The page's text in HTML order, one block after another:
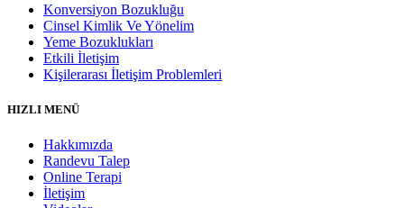
Konversiyon Bozukluğu
Cinsel Kimlik Ve Yönelim
Yeme Bozuklukları
Etkili İletişim
Kişilerarası İletişim Problemleri
HIZLI MENÜ
Hakkımızda
Randevu Talep
Online Terapi
İletişim